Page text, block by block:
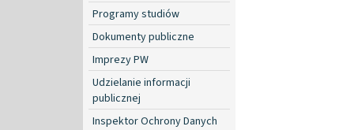
Programy studiów
Dokumenty publiczne
Imprezy PW
Udzielanie informacji
publicznej
Inspektor Ochrony Danych